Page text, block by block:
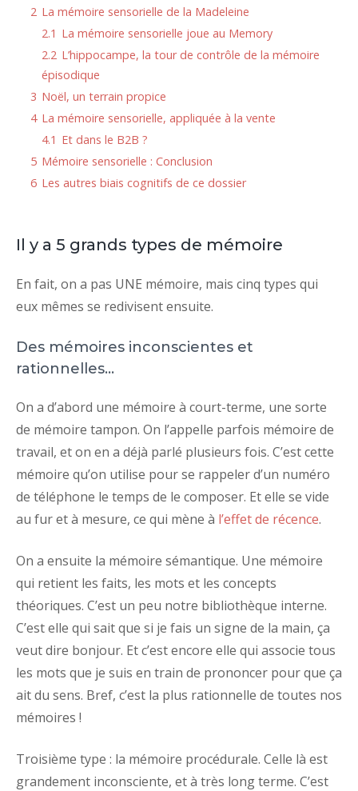
2 La mémoire sensorielle de la Madeleine
2.1 La mémoire sensorielle joue au Memory
2.2 L’hippocampe, la tour de contrôle de la mémoire
épisodique
3 Noël, un terrain propice
4 La mémoire sensorielle, appliquée à la vente
4.1 Et dans le B2B ?
5 Mémoire sensorielle : Conclusion
6 Les autres biais cognitifs de ce dossier
Il y a 5 grands types de mémoire
En fait, on a pas UNE mémoire, mais cinq types qui
eux mêmes se redivisent ensuite.
Des mémoires inconscientes et
rationnelles…
On a d’abord une mémoire à court-terme, une sorte
de mémoire tampon. On l’appelle parfois mémoire de
travail, et on en a déjà parlé plusieurs fois. C’est cette
mémoire qu’on utilise pour se rappeler d’un numéro
de téléphone le temps de le composer. Et elle se vide
au fur et à mesure, ce qui mène à l’effet de récence.
On a ensuite la mémoire sémantique. Une mémoire
qui retient les faits, les mots et les concepts
théoriques. C’est un peu notre bibliothèque interne.
C’est elle qui sait que si je fais un signe de la main, ça
veut dire bonjour. Et c’est encore elle qui associe tous
les mots que je suis en train de prononcer pour que ça
ait du sens. Bref, c’est la plus rationnelle de toutes nos
mémoires !
Troisième type : la mémoire procédurale. Celle là est
grandement inconsciente, et à très long terme. C’est